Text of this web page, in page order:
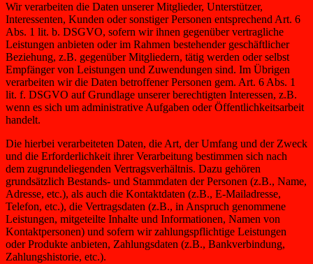
Wir verarbeiten die Daten unserer Mitglieder, Unterstützer,
Interessenten, Kunden oder sonstiger Personen entsprechend Art. 6
Abs. 1 lit. b. DSGVO, sofern wir ihnen gegenüber vertragliche
Leistungen anbieten oder im Rahmen bestehender geschäftlicher
Beziehung, z.B. gegenüber Mitgliedern, tätig werden oder selbst
Empfänger von Leistungen und Zuwendungen sind. Im Übrigen
verarbeiten wir die Daten betroffener Personen gem. Art. 6 Abs. 1
lit. f. DSGVO auf Grundlage unserer berechtigten Interessen, z.B.
wenn es sich um administrative Aufgaben oder Öffentlichkeitsarbeit
handelt.
Die hierbei verarbeiteten Daten, die Art, der Umfang und der Zweck
und die Erforderlichkeit ihrer Verarbeitung bestimmen sich nach
dem zugrundeliegenden Vertragsverhältnis. Dazu gehören
grundsätzlich Bestands- und Stammdaten der Personen (z.B., Name,
Adresse, etc.), als auch die Kontaktdaten (z.B., E-Mailadresse,
Telefon, etc.), die Vertragsdaten (z.B., in Anspruch genommene
Leistungen, mitgeteilte Inhalte und Informationen, Namen von
Kontaktpersonen) und sofern wir zahlungspflichtige Leistungen
oder Produkte anbieten, Zahlungsdaten (z.B., Bankverbindung,
Zahlungshistorie, etc.).